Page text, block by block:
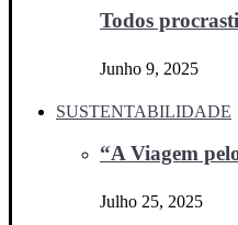
Todos
Junho 9, 2025
SUSTENTABILIDADE
“A Viagem
Julho 25, 2025